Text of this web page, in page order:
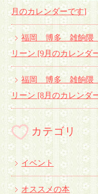
月のカレンダーです]
福岡 博多 雑餉隈
リーン [9月のカレンダ
福岡 博多 雑餉隈
リーン [8月のカレンダ
カテゴリ
イベント
オススメの本